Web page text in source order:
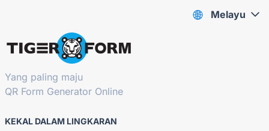
Yang paling maju
QR Form Generator Online
KEKAL DALAM LINGKARAN
Melayu